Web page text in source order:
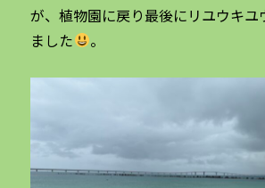
が、植物園に戻り最後にリユウキユ
ました
。